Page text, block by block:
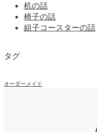
机の話
椅子の話
組子コースターの話
タグ
オーダーメイド